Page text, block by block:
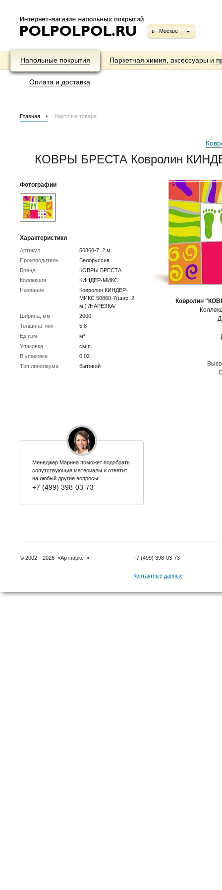
в Москве
Напольные покрытия Паркетная химия, аксессуары и
Оплата и доставка
Главная Карточка товара
КОВРЫ БРЕСТА Ковролин
Фотографии
Характеристики
Артикул
50860-7_2 м
Производитель
Белоруссия
Бренд
КОВРЫ БРЕСТА
Коллекция
КИНДЕР-МИКС
Название
Ковролин КИНДЕР-
МИКС 50860-7(шир. 2
м.) /НАРЕЗКА/
Ширина, мм
2000
Толщина, мм
5.8
Ед.изм.
м2
Упаковка
cм.п.
В упаковке
0.02
Тип линолеума
бытовой
Ковролин
Менеджер Марина поможет подобрать
сопутствующие материалы и ответит
на любый другие вопросы:
+7 (499) 398-03-73
© 2002—2026 «Артпаркет» +7 (499) 398-03-73
Контактные данные